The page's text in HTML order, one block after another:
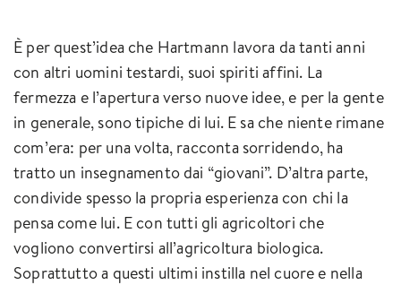
È per quest’idea che Hartmann lavora da tanti anni
con altri uomini testardi, suoi spiriti affini. La
fermezza e l’apertura verso nuove idee, e per la gente
in generale, sono tipiche di lui. E sa che niente rimane
com’era: per una volta, racconta sorridendo, ha
tratto un insegnamento dai “giovani”. D’altra parte,
condivide spesso la propria esperienza con chi la
pensa come lui. E con tutti gli agricoltori che
vogliono convertirsi all’agricoltura biologica.
Soprattutto a questi ultimi instilla nel cuore e nella